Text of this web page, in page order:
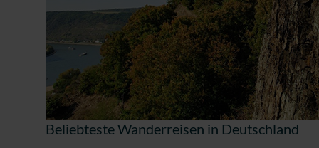
Beliebteste Wanderreisen in Deutschland